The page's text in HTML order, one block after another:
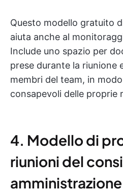
Questo modello gratuito
aiuta anche al
Include uno spazio per
prese durante la riunione
membri del team, in
consapevoli delle proprie
4. Modello di
riunioni del